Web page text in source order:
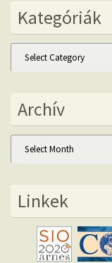
Kategóriák
Kategóriák
Archív
Archív
Linkek